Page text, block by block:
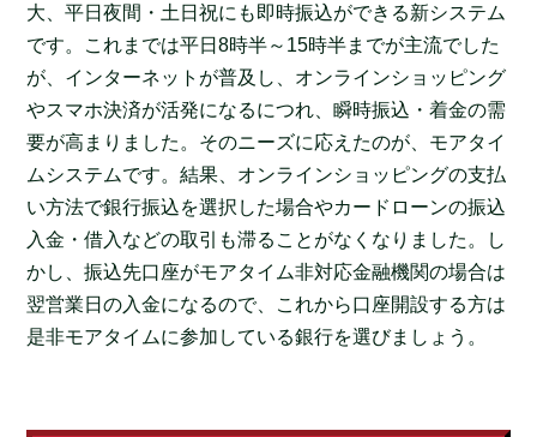
大、平日夜間・土日祝にも即時振込ができる新システム
です。これまでは平日8時半～15時半までが主流でした
が、インターネットが普及し、オンラインショッピング
やスマホ決済が活発になるにつれ、瞬時振込・着金の需
要が高まりました。そのニーズに応えたのが、モアタイ
ムシステムです。結果、オンラインショッピングの支払
い方法で銀行振込を選択した場合やカードローンの振込
入金・借入などの取引も滞ることがなくなりました。し
かし、振込先口座がモアタイム非対応金融機関の場合は
翌営業日の入金になるので、これから口座開設する方は
是非モアタイムに参加している銀行を選びましょう。